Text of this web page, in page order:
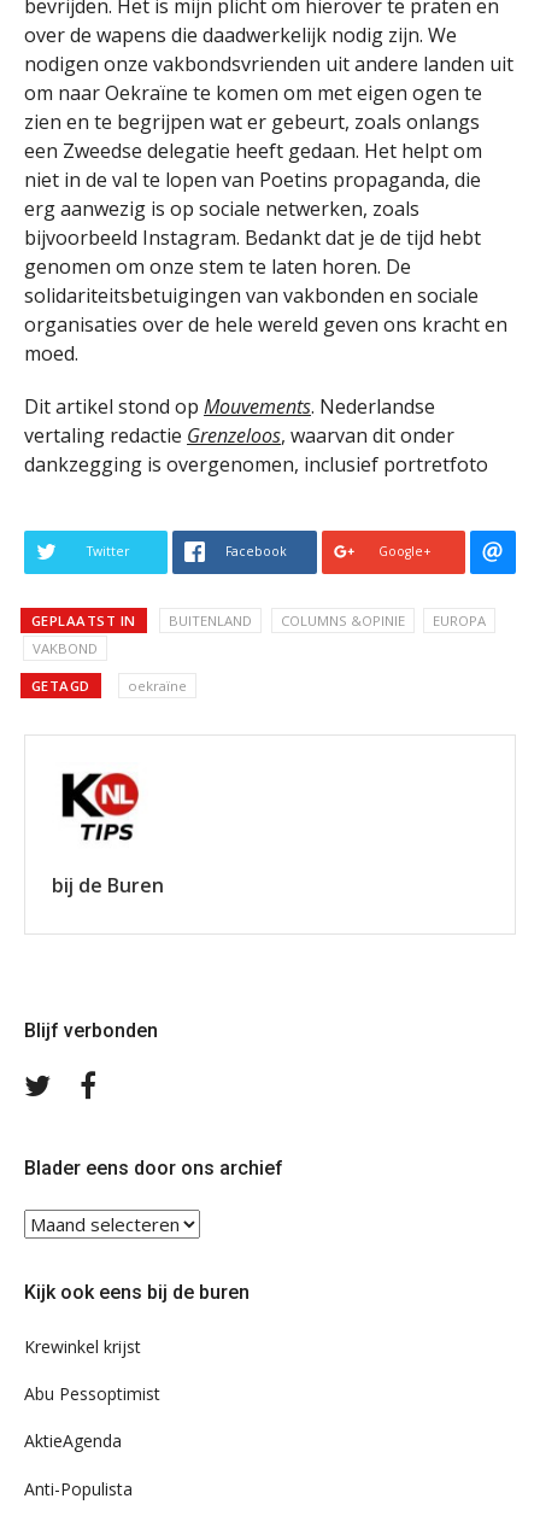
bevrijden. Het is mijn plicht om hierover te praten en
over de wapens die daadwerkelijk nodig zijn. We
nodigen onze vakbondsvrienden uit andere landen uit
om naar Oekraïne te komen om met eigen ogen te
zien en te begrijpen wat er gebeurt, zoals onlangs
een Zweedse delegatie heeft gedaan. Het helpt om
niet in de val te lopen van Poetins propaganda, die
erg aanwezig is op sociale netwerken, zoals
bijvoorbeeld Instagram. Bedankt dat je de tijd hebt
genomen om onze stem te laten horen. De
solidariteitsbetuigingen van vakbonden en sociale
organisaties over de hele wereld geven ons kracht en
moed.
Dit artikel stond op Mouvements. Nederlandse
vertaling redactie Grenzeloos, waarvan dit onder
dankzegging is overgenomen, inclusief portretfoto
Twitter Facebook Google+
GEPLAATST IN BUITENLAND COLUMNS &OPINIE
EUROPA
VAKBOND
GETAGD oekraïne
bij de Buren
Blijf verbonden
Volg
Blader eens door ons archief
Blader
eens
ons
Kijk ook eens bij de buren
Krewinkel krijst
Abu Pessoptimist
AktieAgenda
Anti-Populista